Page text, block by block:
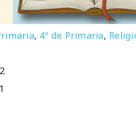
, 4º de Primaria,